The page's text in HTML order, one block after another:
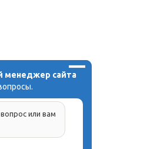
менеджер сайта
или вам